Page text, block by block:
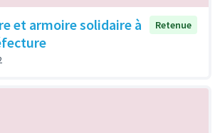
et armoire solidaire à
Retenue